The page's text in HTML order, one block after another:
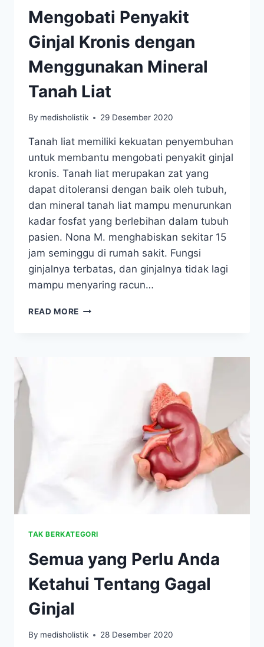
Mengobati Penyakit
Ginjal Kronis dengan
Menggunakan Mineral
Tanah Liat
By medisholistik 29 Desember 2020
Tanah liat memiliki kekuatan penyembuhan
untuk membantu mengobati penyakit ginjal
kronis. Tanah liat merupakan zat yang
dapat ditoleransi dengan baik oleh tubuh,
dan mineral tanah liat mampu menurunkan
kadar fosfat yang berlebihan dalam tubuh
pasien. Nona M. menghabiskan sekitar 15
jam seminggu di rumah sakit. Fungsi
ginjalnya terbatas, dan ginjalnya tidak lagi
mampu menyaring racun…
READ MORE MENGOBATI
TAK BERKATEGORI
Semua yang Perlu Anda
Ketahui Tentang Gagal
Ginjal
By medisholistik 28 Desember 2020